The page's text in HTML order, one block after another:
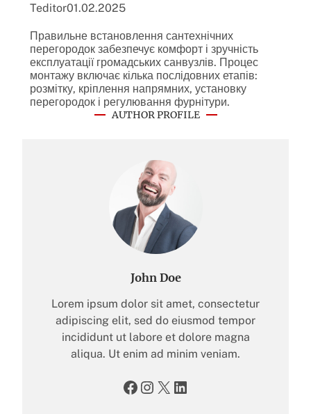
Teditor01.02.2025
Правильне встановлення сантехнічних
перегородок забезпечує комфорт і зручність
експлуатації громадських санвузлів. Процес
монтажу включає кілька послідовних етапів:
розмітку, кріплення напрямних, установку
перегородок і регулювання фурнітури.
AUTHOR PROFILE
John Doe
Lorem ipsum dolor sit amet, consectetur
adipiscing elit, sed do eiusmod tempor
incididunt ut labore et dolore magna
aliqua. Ut enim ad minim veniam.
Facebook Instagram X LinkedIn